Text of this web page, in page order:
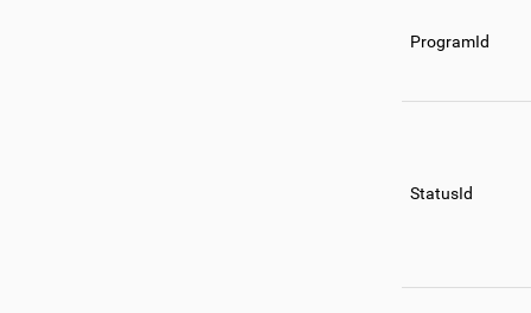
ProgramId
StatusId